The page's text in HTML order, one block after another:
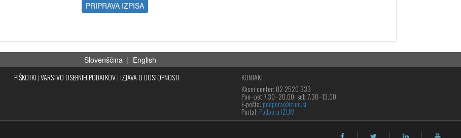
PRIPRAVA IZPISA
Slovenščina | English
PIŠKOTKI |VARSTVO OSEBNIH PODATKOV| IZJAVA O DOSTOPNOSTI
KONTAKT
Klicni center: 02 2520 333
Pon‒pet 7.30–20.00, sob 7.30–13.00
E-pošta: podpora@izum.si
Portal: Podpora IZUM